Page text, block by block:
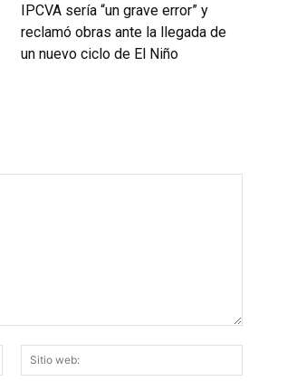
IPCVA sería “un grave error” y
reclamó obras ante la llegada de
un nuevo ciclo de El Niño
Correo
electrónico:*
web: